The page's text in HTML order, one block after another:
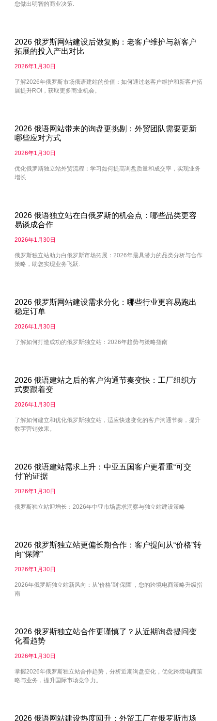
您做出明智的商业决策.
2026 俄罗斯网站建设后做复购：老客户维护与新客户
拓展的投入产出对比
2026年1月30日
了解2026年俄罗斯市场俄语建站的价值：如何通过老客户维护和新客户拓
展提升ROI，获取更多商业机会。
2026 俄语网站带来的询盘更挑剔：外贸团队需要更新
哪些应对方式
2026年1月30日
优化俄罗斯独立站外贸流程：学习如何提高询盘质量和成交率，实现业务
增长
2026 俄语独立站在白俄罗斯的机会点：哪些品类更容
易谈成合作
2026年1月30日
俄罗斯独立站助力白俄罗斯市场拓展：2026年最具潜力的品类分析与合作
策略，助您实现业务飞跃.
2026 俄罗斯网站建设需求分化：哪些行业更容易跑出
稳定订单
2026年1月30日
了解如何打造成功的俄罗斯独立站：2026年趋势与策略指南
2026 俄语建站之后的客户沟通节奏变快：工厂组织方
式要跟着变
2026年1月30日
了解如何建立和优化俄罗斯独立站，适应快速变化的客户沟通节奏，提升
数字营销效果。
2026 俄语建站需求上升：中亚五国客户更看重“可交
付”的证据
2026年1月30日
俄罗斯独立站迎增长：2026年中亚市场需求洞察与独立站建设策略
2026 俄罗斯独立站更偏长期合作：客户提问从“价格”转
向“保障”
2026年1月30日
2026年俄罗斯独立站新风向：从‘价格’到‘保障’，您的跨境电商策略升级指
南
2026 俄罗斯独立站合作更谨慎了？从近期询盘提问变
化看趋势
2026年1月30日
掌握2026年俄罗斯独立站合作趋势，分析近期询盘变化，优化跨境电商策
略与业务，提升国际市场竞争力。
2026 俄语网站建设热度回升：外贸工厂在俄罗斯市场